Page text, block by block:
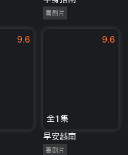
喜剧片
9.6 9.6
全1集
早安越南
喜剧片